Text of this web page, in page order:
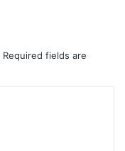
Required fields are